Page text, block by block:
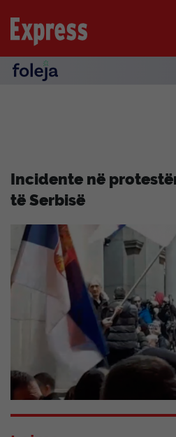
Incidente në
të Serbisë